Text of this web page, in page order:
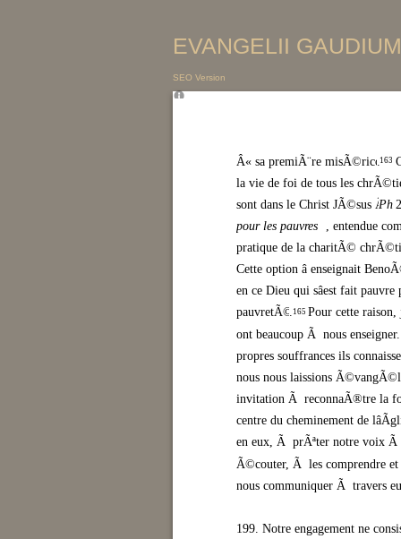
EVANGELII
Â« sa premiÃ¨re misÃ©ricorde
.163
la vie de foi de tous les
sont dans le Christ JÃ©sus Â» (
Ph
pour les pauvres
, entendue
pratique de la charitÃ©
Cette option â enseignait
en ce Dieu qui sâest fait
pauvretÃ© Â»
. 165 Pour cette raison,
ont beaucoup Ã nous
propres souffrances ils
nous nous laissions
invitation Ã reconnaÃ®tre la
centre du cheminement de
en eux, Ã prÃªter notre voix Ã
Ã©couter, Ã les comprendre
nous communiquer Ã travers
199. Notre engagement ne
SEO Version